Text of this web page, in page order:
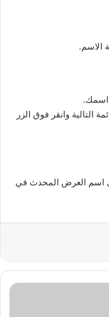
الاسم.
اسمك.
التالية وانقر فوق الزر
اسم العرض المحدث في